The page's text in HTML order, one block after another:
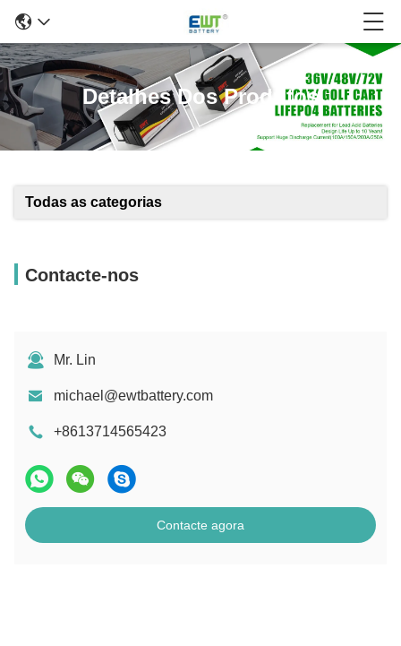
Detalhes Dos Produtos
Todas as categorias
Contacte-nos
Mr. Lin
michael@ewtbattery.com
+8613714565423
Contacte agora